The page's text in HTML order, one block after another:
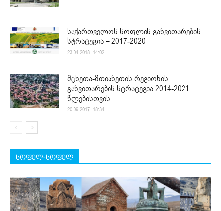
საქართველოს სოფლის განვითარების
სტრატეგია – 2017-2020
23.04.2018. 14:02
მცხეთა-მთიანეთის რეგიონის
განვითარების სტრატეგია 2014-2021
წლებისთვის
20.09.2017. 18:34
სოფელ-სოფელ